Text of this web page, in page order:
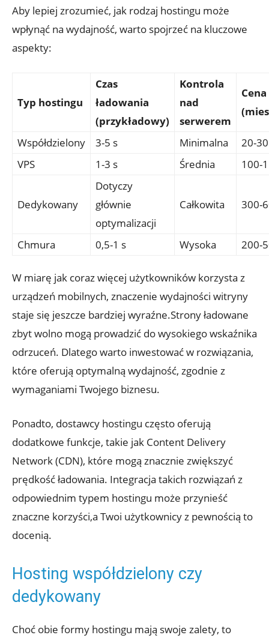
Aby lepiej zrozumieć, jak rodzaj hostingu może
wpłynąć na wydajność, warto spojrzeć na kluczowe
aspekty:
Typ hostingu
Czas
ładowania
(przykładowy)
Kontrola
nad
serwerem
Cena
Współdzielony 3-5 s Minimalna
20-30
VPS
1-3 s Średnia 100-
Dedykowany
Dotyczy
głównie
optymalizacji
Całkowita 300-
Chmura 0,5-1 s Wysoka 200-
W miarę jak coraz więcej użytkowników korzysta z
urządzeń mobilnych, znaczenie wydajności witryny
staje się jeszcze bardziej wyraźne.Strony ładowane
zbyt wolno mogą prowadzić do wysokiego wskaźnika
odrzuceń. Dlatego warto inwestować w rozwiązania,
które oferują optymalną wydajność, zgodnie z
wymaganiami Twojego biznesu.
Ponadto, dostawcy hostingu często oferują
dodatkowe funkcje, takie jak Content Delivery
Network (CDN), które mogą znacznie zwiększyć
prędkość ładowania. Integracja takich rozwiązań z
odpowiednim typem hostingu może przynieść
znaczne korzyści,a Twoi użytkownicy z pewnością to
docenią.
Hosting współdzielony czy
dedykowany
Choć obie formy hostingu mają swoje zalety, to